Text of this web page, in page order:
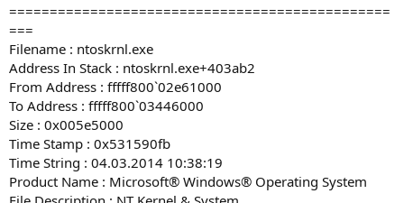
===============================================
===
Filename : ntoskrnl.exe
Address In Stack : ntoskrnl.exe+403ab2
From Address : fffff800`02e61000
To Address : fffff800`03446000
Size : 0x005e5000
Time Stamp : 0x531590fb
Time String : 04.03.2014 10:38:19
Product Name : Microsoft® Windows® Operating System